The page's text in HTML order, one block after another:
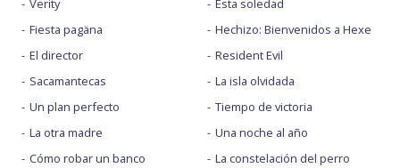
Verity
Fiesta pagäna
El director
Sacamantecas
Un plan perfecto
La otra madre
Cómo robar un banco
Esta soledad
Hechizo: Bienvenidos a Hexe
Resident Evil
La isla olvidada
Tiempo de victoria
Una noche al año
La constelación del perro